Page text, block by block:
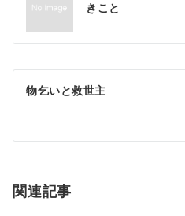
ナ
ビ
ゲ
シ
ン
きこと
物乞いと救世主
関連記事